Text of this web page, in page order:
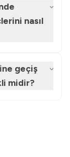
nasıl
geçiş
midir?